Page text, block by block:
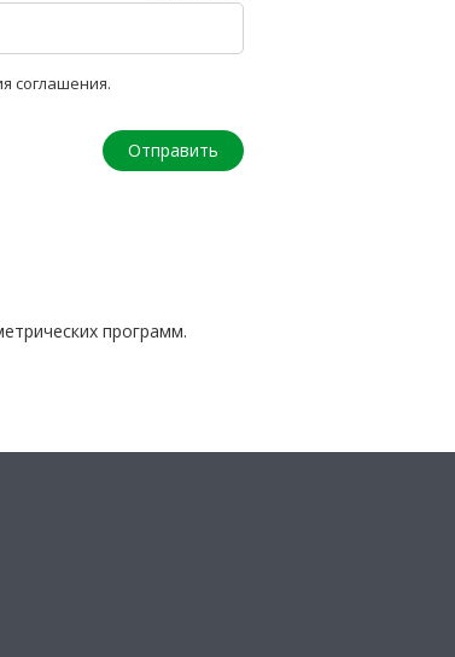
соглашения.
программ.